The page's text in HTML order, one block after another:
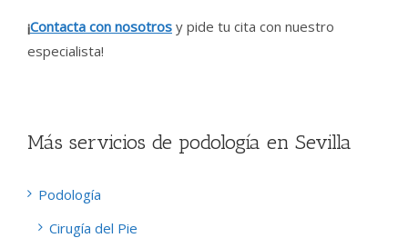
¡Contacta con nosotros y pide tu cita con nuestro
especialista!
Más servicios de podología en Sevilla
Podología
Cirugía del Pie